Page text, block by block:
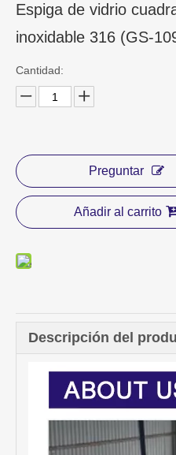
Espiga de vidrio
inoxidable 316 (GS-
Cantidad:
Preguntar
Añadir al carrito
Descripción del